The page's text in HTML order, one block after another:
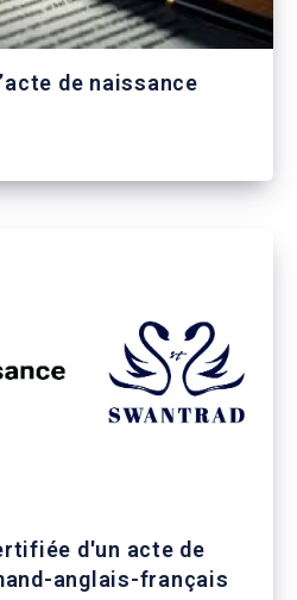
de naissance
d'un acte de
anglais-français